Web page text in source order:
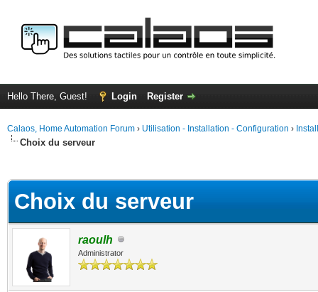
Hello There, Guest! Login Register
Calaos, Home Automation Forum › Utilisation - Installation - Configuration ›
Choix du serveur
Choix du serveur
raoulh
Administrator